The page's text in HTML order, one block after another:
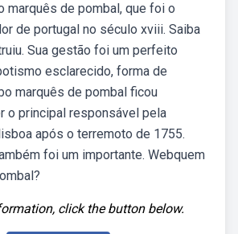
marquês de pombal, que foi o
de portugal no século xviii. Saiba
Sua gestão foi um perfeito
esclarecido, forma de
marquês de pombal ficou
o principal responsável pela
após o terremoto de 1755.
foi um importante. Webquem
click the button below.